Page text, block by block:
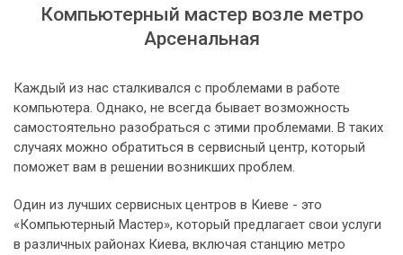
Компьютерный мастер возле метро
Арсенальная
Каждый из нас сталкивался с проблемами в работе
компьютера. Однако, не всегда бывает возможность
самостоятельно разобраться с этими проблемами. В таких
случаях можно обратиться в сервисный центр, который
поможет вам в решении возникших проблем.
Один из лучших сервисных центров в Киеве - это
«Компьютерный Мастер», который предлагает свои услуги
в различных районах Киева, включая станцию метро